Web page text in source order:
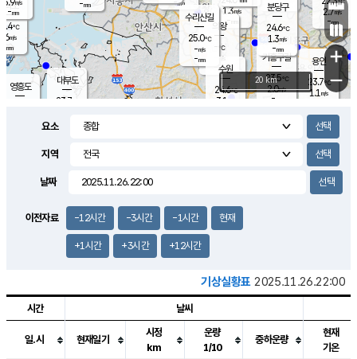
의도
℃
m/s
mm
영흥도
1.3m/s
- mm
용인
23.7℃
1.1 m/s
2.7m/s
-mm
1.8m/s
대부도
23.7
의왕
- ℃
m/s
mm
mm -mm
기흥구갈
23.5℃
2.0m/s
-
수리산길
25.0℃
-m/s
-mm
분당구
24.6℃
1.3m/s
-mm
m/s
-mm
수원
24.6℃
3.1 m/s
-mm
+
−
20 km
요소
지역
날짜
이전자료 -12시간 -3시간 -1시간 현재
+1시간 +3시간 +12시간
기상실황표 2025.11.26.22:00
시간 날씨
일.시 현재일기
시정
km
운량
1/10
중하운량
현재
기온